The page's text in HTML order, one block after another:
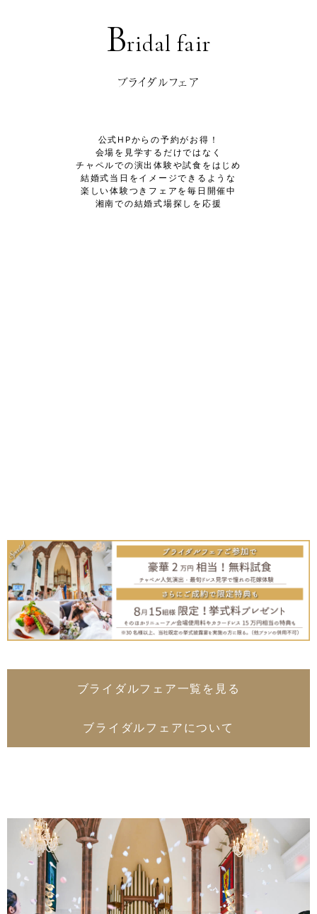
Bridal fair
ブライダルフェア
公式HPからの予約がお得！
会場を見学するだけではなく
チャペルでの演出体験や試食をはじめ
結婚式当日をイメージできるような
楽しい体験つきフェアを毎日開催中
湘南での結婚式場探しを応援
ブライダルフェア一覧を見る
ブライダルフェアについて